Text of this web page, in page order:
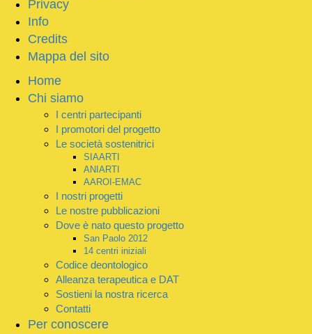
Privacy
Info
Credits
Mappa del sito
Home
Chi siamo
I centri partecipanti
I promotori del progetto
Le società sostenitrici
SIAARTI
ANIARTI
AAROI-EMAC
I nostri progetti
Le nostre pubblicazioni
Dove è nato questo progetto
San Paolo 2012
14 centri iniziali
Codice deontologico
Alleanza terapeutica e DAT
Sostieni la nostra ricerca
Contatti
Per conoscere